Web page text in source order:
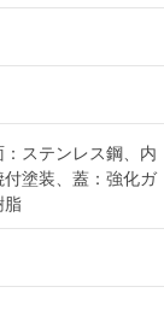
ステンレス鋼、内
塗装、蓋：強化ガ
脂